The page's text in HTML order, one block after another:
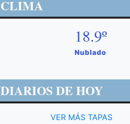
CLIMA
18.9º
Nublado
DIARIOS DE HOY
VER MÁS TAPAS